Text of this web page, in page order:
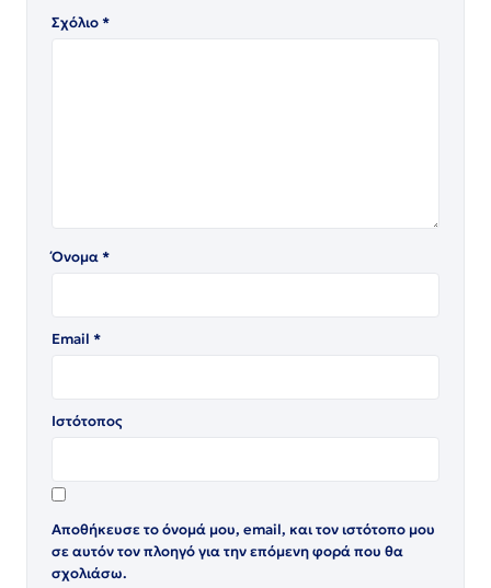
Σχόλιο*
Όνομα*
Email *
Ιστότοπος
Αποθήκευσε το όνομά μου, email, και τον ιστότοπο μου
σε αυτόν τον πλοηγό για την επόμενη φορά που θα
σχολιάσω.